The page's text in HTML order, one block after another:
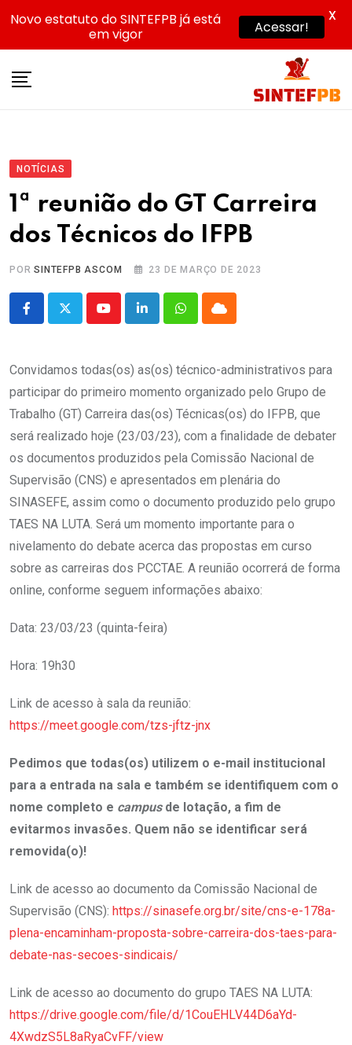
NOTÍCIAS
1ª reunião do GT Carreira
dos Técnicos do IFPB
PORSINTEFPB ASCOM 23 DE MARÇO DE 2023
YoutubeLinkedInWhatsappCloud
Convidamos todas(os) as(os) técnico-administrativos para
participar do primeiro momento organizado pelo Grupo de
Trabalho (GT) Carreira das(os) Técnicas(os) do IFPB, que
será realizado hoje (23/03/23), com a finalidade de debater
os documentos produzidos pela Comissão Nacional de
Supervisão (CNS) e apresentados em plenária do
SINASEFE, assim como o documento produzido pelo grupo
TAES NA LUTA. Será um momento importante para o
nivelamento do debate acerca das propostas em curso
sobre as carreiras dos PCCTAE. A reunião ocorrerá de forma
online, conforme seguem informações abaixo:
Data: 23/03/23 (quinta-feira)
Hora: 19h30
Link de acesso à sala da reunião:
https://meet.google.com/tzs-jftz-jnx
Pedimos que todas(os) utilizem o e-mail institucional
para a entrada na sala e também se identifiquem com o
nome completo e campusde lotação, a fim de
evitarmos invasões. Quem não se identificar será
removida(o)!
Link de acesso ao documento da Comissão Nacional de
Supervisão (CNS): https://sinasefe.org.br/site/cns-e-178a-
plena-encaminham-proposta-sobre-carreira-dos-taes-para-
debate-nas-secoes-sindicais/
Link de acesso ao documento do grupo TAES NA LUTA:
https://drive.google.com/file/d/1CouEHLV44D6aYd-
4XwdzS5L8aRyaCvFF/view
Novo estatuto do SINTEFPB já está
em vigor
Acessar!
X